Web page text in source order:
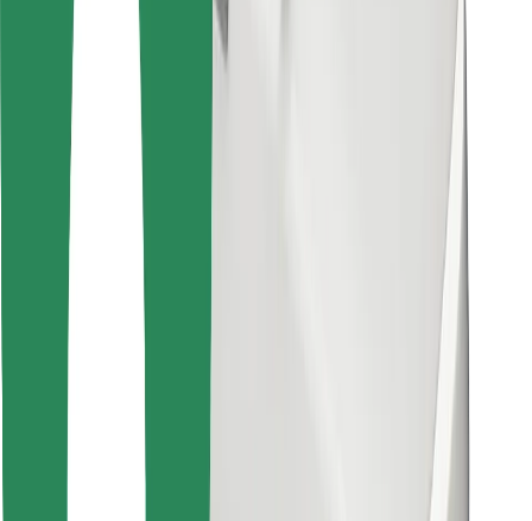
¡Conseguí un viaje en minutos!
Descargar la app de Bolt
Encontrá tu comida favorita